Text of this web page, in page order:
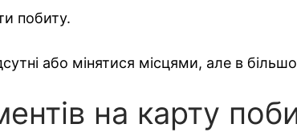
побиту.
або мінятися місцями, але в
на карту